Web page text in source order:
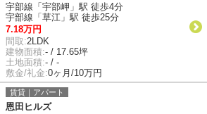
宇部線「宇部岬」駅 徒歩4分
宇部線「草江」駅 徒歩25分
7.18万円
間取:2LDK
建物面積:- / 17.65坪
土地面積:- / -
敷金/礼金:0ヶ月/10万円
賃貸｜アパート
恩田ヒルズ